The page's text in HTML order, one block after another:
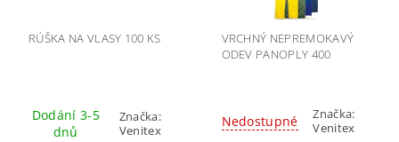
RÚŠKA NA VLASY 100 KS
Dodání 3-5
dnů
Značka:
Venitex
VRCHNÝ NEPREMOKAVÝ
ODEV PANOPLY 400
Nedostupné
Značka:
Venitex